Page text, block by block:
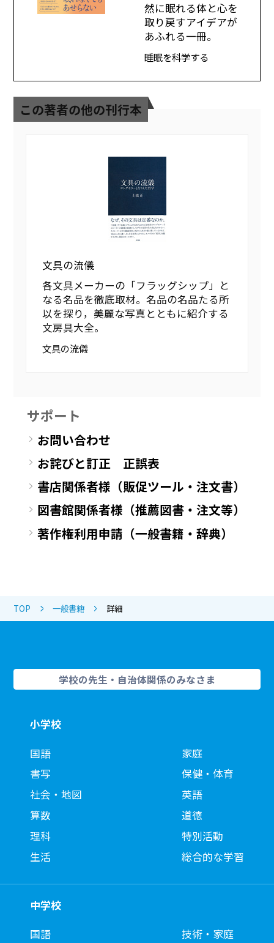
然に眠れる体と心を
取り戻すアイデアが
あふれる一冊。
睡眠を科学する
この著者の他の刊行本
文具の流儀
各文具メーカーの「フラッグシップ」と
なる名品を徹底取材。名品の名品たる所
以を探り，美麗な写真とともに紹介する
文房具大全。
文具の流儀
サポート
お問い合わせ
お詫びと訂正 正誤表
書店関係者様（販促ツール・注文書）
図書館関係者様（推薦図書・注文等）
著作権利用申請（一般書籍・辞典）
TOP 一般書籍 詳細
学校の先生・自治体関係のみなさま
小学校
国語
書写
社会・地図
算数
理科
生活
家庭
保健・体育
英語
道徳
特別活動
総合的な学習
中学校
国語
技術・家庭